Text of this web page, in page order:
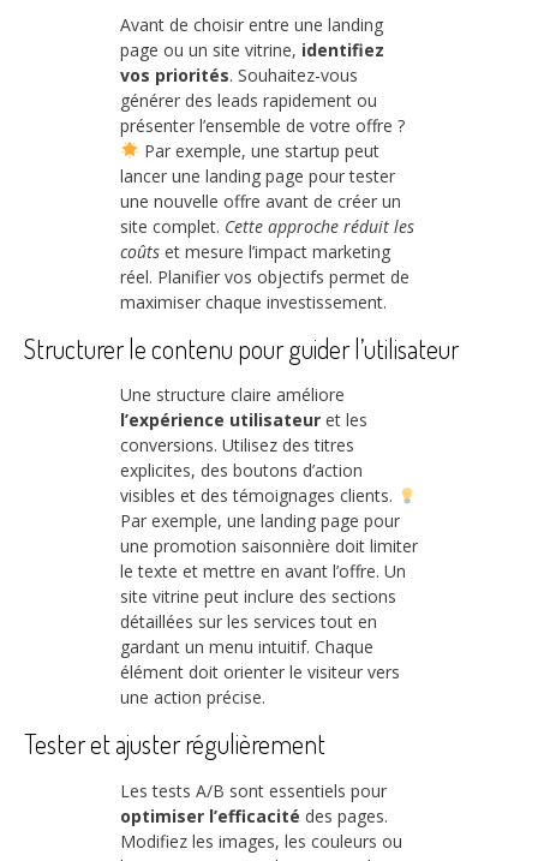
Avant de choisir entre une landing
page ou un site vitrine, identifiez
vos priorités. Souhaitez-vous
générer des leads rapidement ou
présenter l’ensemble de votre offre ?
Par exemple, une startup peut
lancer une landing page pour tester
une nouvelle offre avant de créer un
site complet. Cette approche réduit les
coûts et mesure l’impact marketing
réel. Planifier vos objectifs permet de
maximiser chaque investissement.
Structurer le contenu pour guider l’utilisateur
Une structure claire améliore
l’expérience utilisateur et les
conversions. Utilisez des titres
explicites, des boutons d’action
visibles et des témoignages clients.
Par exemple, une landing page pour
une promotion saisonnière doit limiter
le texte et mettre en avant l’offre. Un
site vitrine peut inclure des sections
détaillées sur les services tout en
gardant un menu intuitif. Chaque
élément doit orienter le visiteur vers
une action précise.
Tester et ajuster régulièrement
Les tests A/B sont essentiels pour
optimiser l’efficacité des pages.
Modifiez les images, les couleurs ou